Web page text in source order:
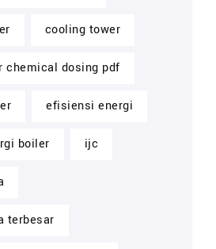
cooling tower
chemical dosing pdf
efisiensi energi
boiler ijc
terbesar